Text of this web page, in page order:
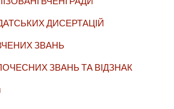
ДИСЕРТАЦІЙ
ЗВАНЬ
ЗВАНЬ ТА ВІДЗНАК